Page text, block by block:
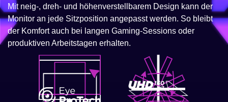
Mit neig-, dreh- und höhenverstellbarem Design kann der
Monitor an jede Sitzposition angepasst werden. So bleibt
der Komfort auch bei langen Gaming-Sessions oder
produktiven Arbeitstagen erhalten.